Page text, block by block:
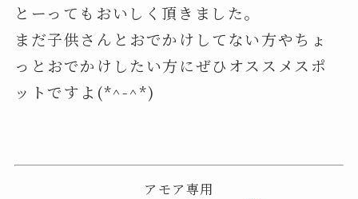
とーってもおいしく頂きました。
まだ子供さんとおでかけしてない方やちょ
っとおでかけしたい方にぜひオススメスポ
ットですよ(*^-^*)
アモア専用